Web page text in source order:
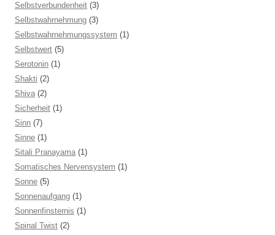
Selbstverbundenheit (3)
Selbstwahrnehmung (3)
Selbstwahrnehmungssystem (1)
Selbstwert (5)
Serotonin (1)
Shakti (2)
Shiva (2)
Sicherheit (1)
Sinn (7)
Sinne (1)
Sitali Pranayama (1)
Somatisches Nervensystem (1)
Sonne (5)
Sonnenaufgang (1)
Sonnenfinsternis (1)
Spinal Twist (2)